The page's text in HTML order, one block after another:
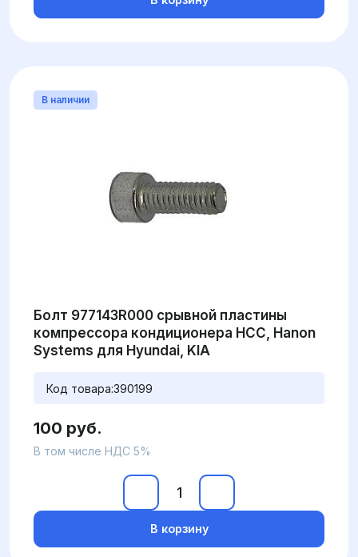
В наличии
Болт 977143R000 срывной пластины
компрессора кондиционера HCC, Hanon
Systems для Hyundai, KIA
Код товара:390199
100 руб.
В том числе НДС 5%
В корзину